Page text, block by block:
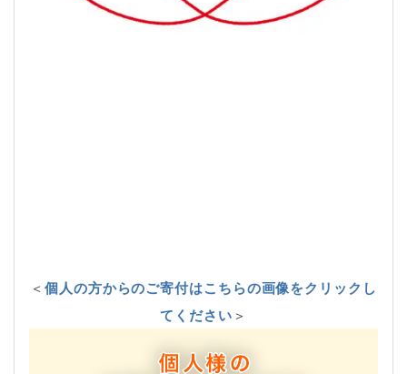
＜個人の方からのご寄付はこちらの画像をクリックし
てください＞